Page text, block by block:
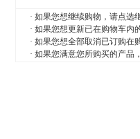
· 如果您想继续购物，请点选
· 如果您想更新已在购物车内
· 如果您想全部取消已订购在
· 如果您满意您所购买的产